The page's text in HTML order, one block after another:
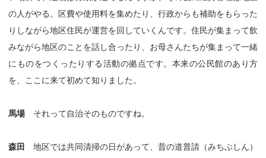
の人がやる。区費や使用料を集めたり、行政からも補助をもらった
りしながら地区住民が運営を回していくんです。住民が集まって飲
みながら地区のことを話し合ったり、お母さんたちが集まって一緒
にものをつくったりする活動の拠点です。本来の公民館のあり方
を、ここに来て初めて知りました。
馬場それって自治そのものですね。
森田
地区では共同清掃の日があって、昔の道普請（みちぶしん）